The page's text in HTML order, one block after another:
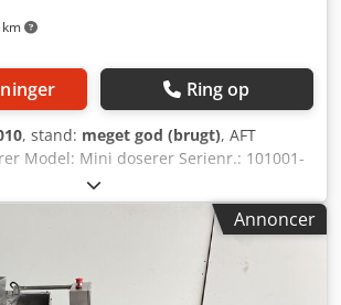
Ring op
, stand: meget god (brugt), AFT
Model: Mini doserer Serienr.: 101001-
2010, rustfri højdejusterbar
doseringsområde 10g - 100g,
Annoncer